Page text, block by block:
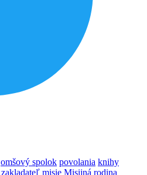
omšový spolok povolania knihy
zakladateľ misie Misijná rodina